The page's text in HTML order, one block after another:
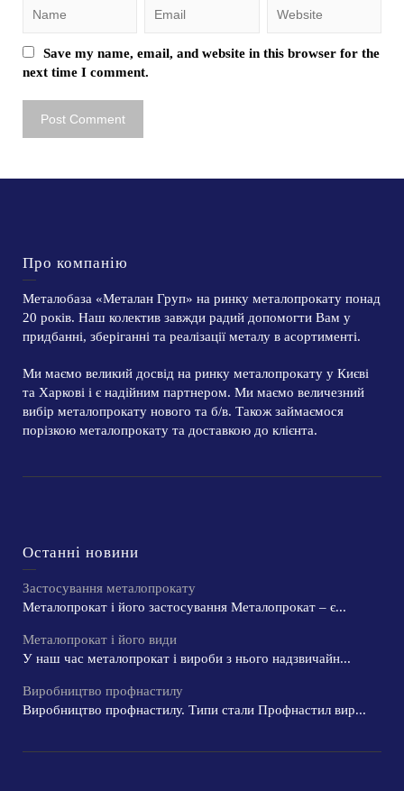
Save my name, email, and website in this browser for the
next time I comment.
Про компанію
Металобаза «Металан Груп» на ринку металопрокату понад
20 років. Наш колектив завжди радий допомогти Вам у
придбанні, зберіганні та реалізації металу в асортименті.
Ми маємо великий досвід на ринку металопрокату у Києві
та Харкові і є надійним партнером. Ми маємо величезний
вибір металопрокату нового та б/в. Також займаємося
порізкою металопрокату та доставкою до клієнта.
Останні новини
Застосування металопрокату
Металопрокат і його застосування Металопрокат – є...
Металопрокат і його види
У наш час металопрокат і вироби з нього надзвичайн...
Виробництво профнастилу
Виробництво профнастилу. Типи стали Профнастил вир...